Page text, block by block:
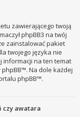
zawierającego twoją
phpBB3 na twój
zainstalować pakiet
twojego języka nie
informacji na ten temat
Na dole każdej
phpBB™.
czy awatara